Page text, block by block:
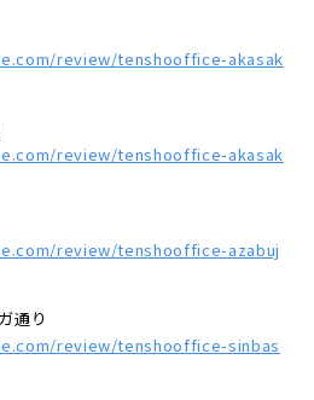
review/tenshooffice-akasak
review/tenshooffice-akasak
review/tenshooffice-azabuj
通り
review/tenshooffice-sinbas